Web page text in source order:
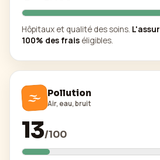
Hôpitaux et qualité des soins.
100% des frais éligibles.
🌫️ Pollution
Air, eau, bruit
13/100